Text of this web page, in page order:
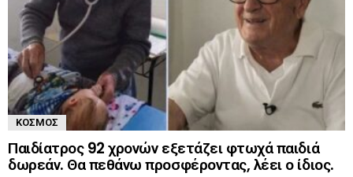
ΚΌΣΜΟΣ
Παιδίατρος 92 χρονών εξετάζει φτωχά παιδιά
δωρεάν. Θα πεθάνω προσφέροντας, λέει ο ίδιος.